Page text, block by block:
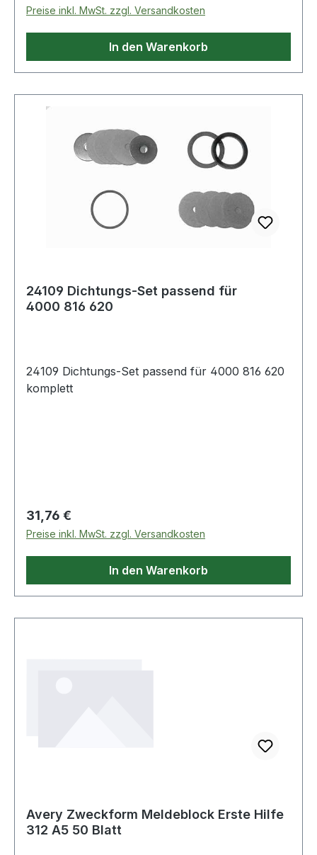
Preise inkl. MwSt. zzgl. Versandkosten
In den Warenkorb
24109 Dichtungs-Set passend für
4000 816 620
24109 Dichtungs-Set passend für 4000 816 620
komplett
Regulärer Preis:
31,76 €
Preise inkl. MwSt. zzgl. Versandkosten
In den Warenkorb
Avery Zweckform Meldeblock Erste Hilfe
312 A5 50 Blatt